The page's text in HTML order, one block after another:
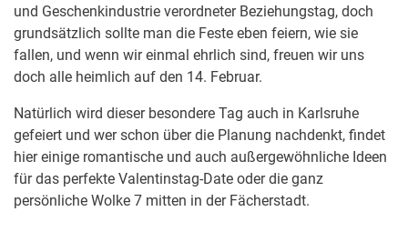
und Geschenkindustrie verordneter Beziehungstag, doch
grundsätzlich sollte man die Feste eben feiern, wie sie
fallen, und wenn wir einmal ehrlich sind, freuen wir uns
doch alle heimlich auf den 14. Februar.
Natürlich wird dieser besondere Tag auch in Karlsruhe
gefeiert und wer schon über die Planung nachdenkt, findet
hier einige romantische und auch außergewöhnliche Ideen
für das perfekte Valentinstag-Date oder die ganz
persönliche Wolke 7 mitten in der Fächerstadt.